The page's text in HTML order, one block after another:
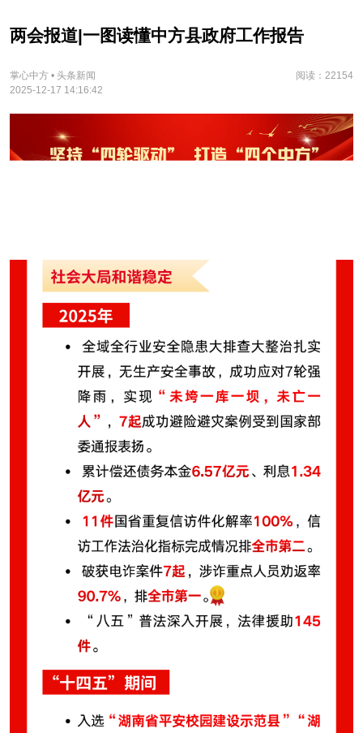
两会报道|一图读懂中方县政府工作报告
掌心中方 • 头条新闻
阅读：22154
2025-12-17 14:16:42